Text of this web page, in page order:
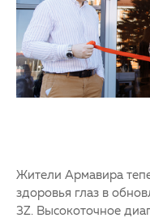
Жители Армавира
здоровья глаз в
3Z. Высокоточное